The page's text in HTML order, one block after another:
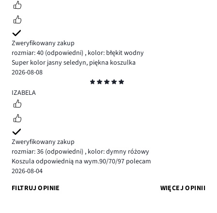
Zweryfikowany zakup
rozmiar: 40 (odpowiedni) , kolor: błękit wodny
Super kolor jasny seledyn, piękna koszulka
2026-08-08
5
IZABELA
Zweryfikowany zakup
rozmiar: 36 (odpowiedni) , kolor: dymny różowy
Koszula odpowiednią na wym.90/70/97 polecam
2026-08-04
FILTRUJ OPINIE
WIĘCEJ OPINII